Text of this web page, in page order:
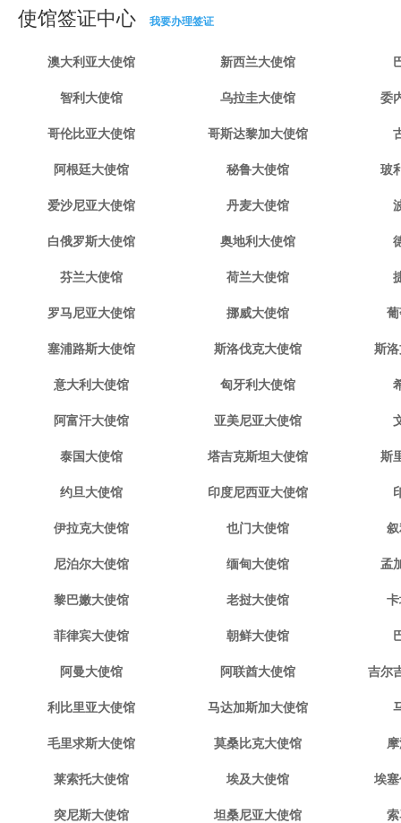
使馆签证中心 我要办理签证
澳大利亚大使馆 新西兰大使馆
智利大使馆 乌拉圭大使馆 委
哥伦比亚大使馆 哥斯达黎加大使馆
阿根廷大使馆 秘鲁大使馆 玻
爱沙尼亚大使馆 丹麦大使馆
白俄罗斯大使馆 奥地利大使馆
芬兰大使馆 荷兰大使馆
罗马尼亚大使馆 挪威大使馆
塞浦路斯大使馆 斯洛伐克大使馆 斯
意大利大使馆 匈牙利大使馆
阿富汗大使馆 亚美尼亚大使馆
泰国大使馆 塔吉克斯坦大使馆 斯
约旦大使馆 印度尼西亚大使馆
伊拉克大使馆 也门大使馆
尼泊尔大使馆 缅甸大使馆 孟
黎巴嫩大使馆 老挝大使馆
菲律宾大使馆 朝鲜大使馆
阿曼大使馆 阿联酋大使馆 吉尔
利比里亚大使馆 马达加斯加大使馆
毛里求斯大使馆 莫桑比克大使馆
莱索托大使馆 埃及大使馆 埃
突尼斯大使馆 坦桑尼亚大使馆